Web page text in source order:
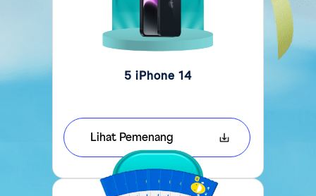
5 iPhone 14
Lihat Pemenang